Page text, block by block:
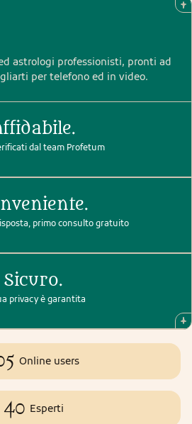
astrologi professionisti, pronti ad
per telefono ed in video.
dal team Profetum
primo consulto gratuito
Sicuro.
privacy è garantita
Online users
40 Esperti